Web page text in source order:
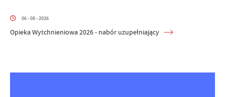
06 - 08 - 2026
Opieka Wytchnieniowa 2026 - nabór uzupełniający